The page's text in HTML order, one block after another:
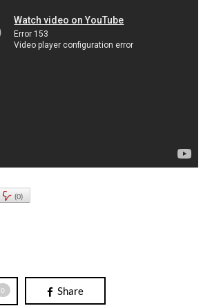
(0)
0 Share